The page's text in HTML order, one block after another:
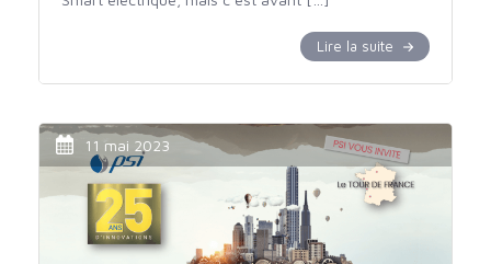
Lire la suite
11 mai 2023